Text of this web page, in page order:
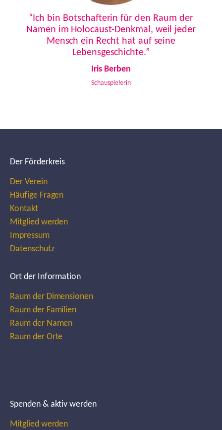
“Ich bin Botschafterin für den Raum der
Namen im Holocaust-Denkmal, weil jeder
Mensch ein Recht hat auf seine
Lebensgeschichte.”
Iris Berben
Schauspielerin
Der Förderkreis
Der Verein
Häufige Fragen
Kontakt
Mitglied werden
Impressum
Datenschutz
Ort der Information
Raum der Dimensionen
Raum der Familien
Raum der Namen
Raum der Orte
Spenden & aktiv werden
Mitglied werden